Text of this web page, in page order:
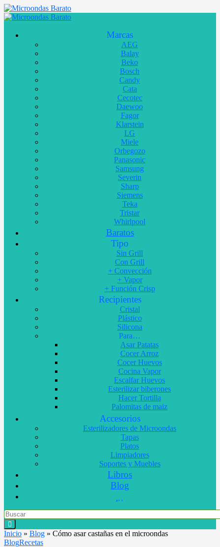
Marcas
AEG
Balay
Beko
Bosch
Candy
Cata
Cecotec
Daewoo
Fagor
Klarstein
LG
Miele
Orbegozo
Panasonic
Samsung
Severin
Sharp
Siemens
Teka
Tristar
Whirlpool
Baratos
Tipo
Sin Grill
Con Grill
+ Convección
+ Vapor
+ Función Crisp
Recipientes
Cristal
Plástico
Silicona
Para…
Asar Patatas
Cocer Arroz
Cocer Huevos
Cocina Vapor
Escalfar Huevos
Esterilizar biberones
Hacer Tortilla
Palomitas de maiz
Accesorios
Esterilizadores de Microondas
Tapas
Platos
Limpiadores
Soportes y Muebles
Libros
Blog
Inicio » Blog » Cómo asar castañas en el microondas
BlogRecetas